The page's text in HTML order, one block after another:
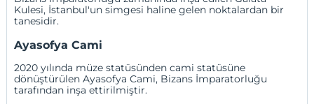
Kulesi, İstanbul'un simgesi haline gelen noktalardan bir
tanesidir.
Ayasofya Cami
2020 yılında müze statüsünden cami statüsüne
dönüştürülen Ayasofya Cami, Bizans İmparatorluğu
tarafından inşa ettirilmiştir.